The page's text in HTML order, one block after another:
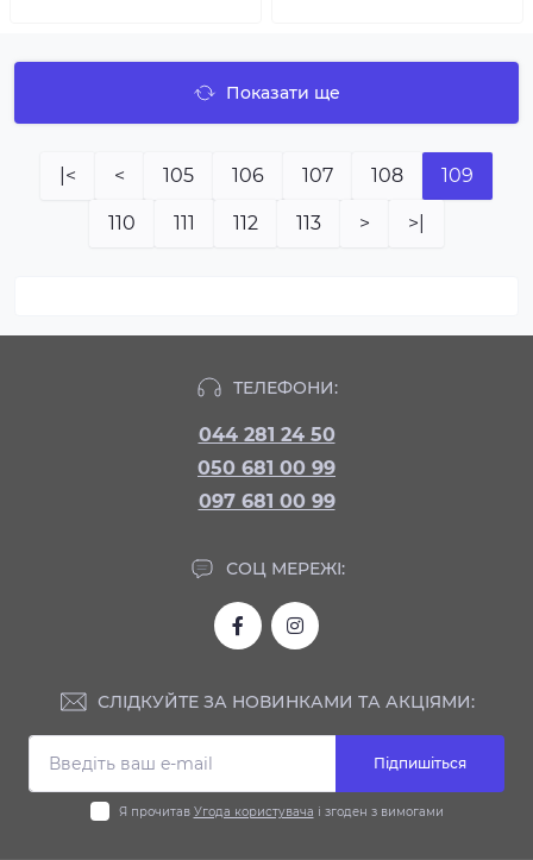
Показати ще
|< < 105 106 107 108 109
110 111 112 113 > >|
ТЕЛЕФОНИ:
044 281 24 50
050 681 00 99
097 681 00 99
СОЦ МЕРЕЖІ:
СЛІДКУЙТЕ ЗА НОВИНКАМИ ТА АКЦІЯМИ:
Підпишіться
Я прочитав Угода користувача і згоден з вимогами